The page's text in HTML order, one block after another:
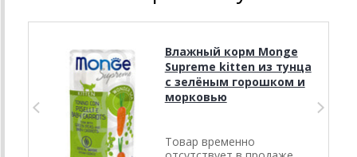
Влажный корм Monge
Supreme kitten из тунца
с зелёным горошком и
морковью
Товар временно